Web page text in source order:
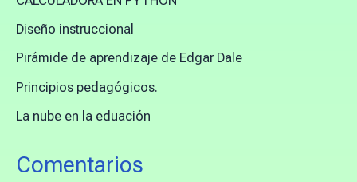
Diseño instruccional
Pirámide de aprendizaje de Edgar Dale
Principios pedagógicos.
La nube en la eduación
Comentarios